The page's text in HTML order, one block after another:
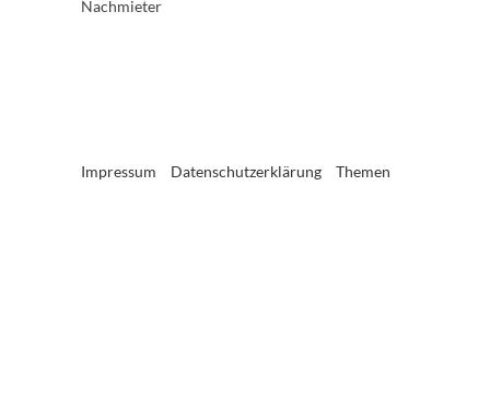
Nachmieter
Impressum Datenschutzerklärung Themen